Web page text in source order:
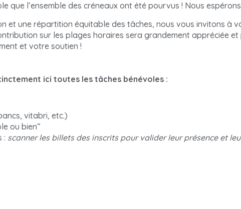
que l’ensemble des créneaux ont été pourvus ! Nous
et une répartition équitable des tâches, nous vous invitons à
sur les plages horaires sera grandement appréciée
et votre soutien !
ici toutes les tâches bénévoles :
vitabri, etc.)
ou bien”
: scanner les billets des inscrits pour valider leur présence et